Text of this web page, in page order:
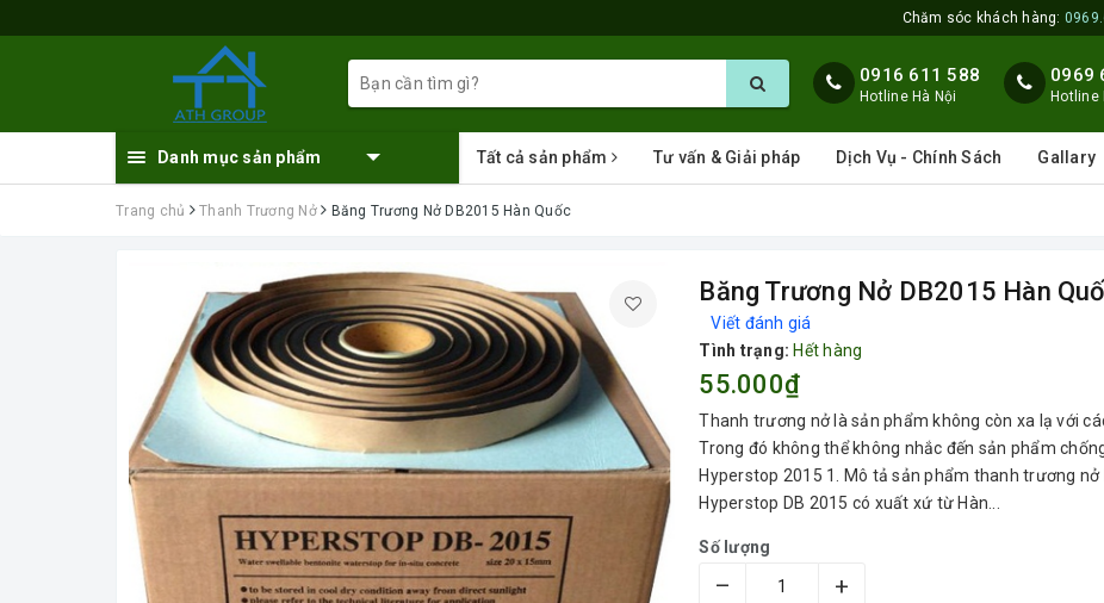
Chăm sóc khách hàng:
0916 611 588
Hotline Hà Nội
0969
Hotline
Danh mục sản phẩm Tất cả sản phẩm Tư vấn & Giải pháp Dịch Vụ - Chính Sách Gallary
Trang chủ Thanh Trương Nở Băng Trương Nở DB2015 Hàn Quốc
Băng Trương Nở DB2015 Hàn
Viết đánh giá
Tình trạng: Hết hàng
55.000₫
Thanh trương nở là sản phẩm không còn xa lạ với
Trong đó không thể không nhắc đến sản phẩm
Hyperstop 2015 1. Mô tả sản phẩm thanh trương
Hyperstop DB 2015 có xuất xứ từ Hàn...
Số lượng
– +